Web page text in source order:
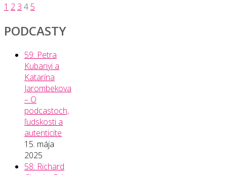
krízu
ponuky“
Posts
navigation
1 2 3 4 5
PODCASTY
59: Petra
Kubanyi a
Katarína
Jarombekova
– O
podcastoch,
ľudskosti a
autenticite
15. mája
2025
58: Richard